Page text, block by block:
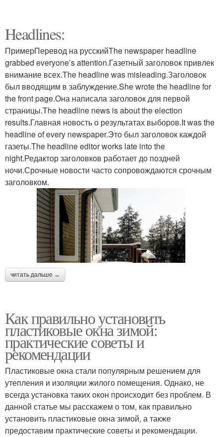
Headlines:
ПримерПеревод на русскийThe newspaper headline
grabbed everyone’s attention.Газетный заголовок привлек
внимание всех.The headline was misleading.Заголовок
был вводящим в заблуждение.She wrote the headline for
the front page.Она написала заголовок для первой
страницы.The headline news is about the election
results.Главная новость о результатах выборов.It was the
headline of every newspaper.Это был заголовок каждой
газеты.The headline editor works late into the
night.Редактор заголовков работает до поздней
ночи.Срочные новости часто сопровождаются срочным
заголовком.
читать дальше →
Как правильно установить
пластиковые окна зимой:
практические советы и
рекомендации
Пластиковые окна стали популярным решением для
утепления и изоляции жилого помещения. Однако, не
всегда установка таких окон происходит без проблем. В
данной статье мы расскажем о том, как правильно
установить пластиковые окна зимой, а также
предоставим практические советы и рекомендации.